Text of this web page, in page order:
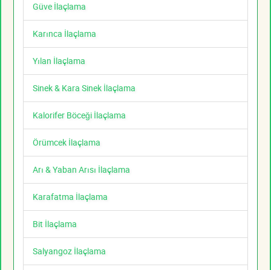
Güve İlaçlama
Karınca İlaçlama
Yılan İlaçlama
Sinek & Kara Sinek İlaçlama
Kalorifer Böceği İlaçlama
Örümcek İlaçlama
Arı & Yaban Arısı İlaçlama
Karafatma İlaçlama
Bit İlaçlama
Salyangoz İlaçlama